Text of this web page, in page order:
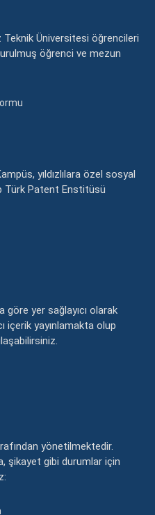
Teknik Üniversitesi öğrencileri
öğrenci ve mezun
yıldızlılara özel sosyal
Türk Patent Enstitüsü
göre yer sağlayıcı olarak
içerik yayınlamakta olup
yönetilmektedir.
şikayet gibi durumlar için